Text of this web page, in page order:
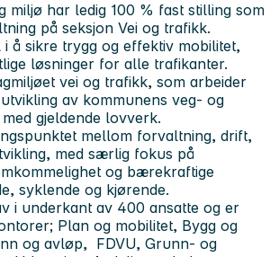
miljø har ledig 100 % fast stilling som
på seksjon Vei og trafikk.
å sikre trygg og effektiv mobilitet,
løsninger for alle trafikanter.
vei og trafikk, som arbeider
av kommunens veg- og
gjeldende lovverk.
mellom forvaltning, drift,
med særlig fokus på
og bærekraftige
syklende og kjørende.
i underkant av 400 ansatte og er
Plan og mobilitet, Bygg og
og avløp, FDVU, Grunn- og